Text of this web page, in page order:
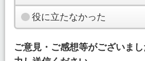
役に立たなかった
ご意見・ご感想等がございま